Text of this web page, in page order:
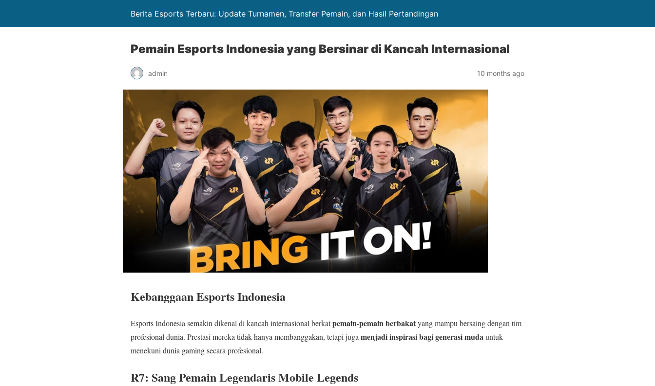
Berita Esports Terbaru: Update Turnamen, Transfer Pemain, dan Hasil Pertandingan
Pemain Esports Indonesia yang Bersinar di Kancah Internasional
admin 10 months ago
Kebanggaan Esports Indonesia
Esports Indonesia semakin dikenal di kancah internasional berkatpemain-pemain berbakatyang mampu bersaing dengan tim
profesional dunia. Prestasi mereka tidak hanya membanggakan, tetapi juga menjadi inspirasi bagi generasi mudauntuk
menekuni dunia gaming secara profesional.
R7: Sang Pemain Legendaris Mobile Legends